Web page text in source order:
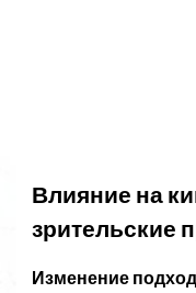
Влияние на
зрительские
Изменение